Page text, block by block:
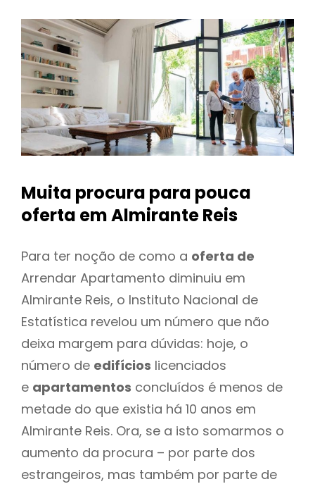
Muita procura para pouca
oferta em Almirante Reis
Para ter noção de como a oferta de
Arrendar Apartamento diminuiu em
Almirante Reis, o Instituto Nacional de
Estatística revelou um número que não
deixa margem para dúvidas: hoje, o
número de edifícios licenciados
e apartamentos concluídos é menos de
metade do que existia há 10 anos em
Almirante Reis. Ora, se a isto somarmos o
aumento da procura – por parte dos
estrangeiros, mas também por parte de